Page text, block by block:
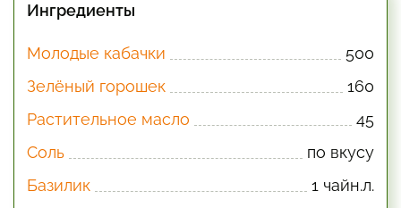
Ингредиенты
Молодые кабачки
500
Зелёный горошек
160
Растительное масло
45
Соль
по вкусу
Базилик
1 чайн.л.